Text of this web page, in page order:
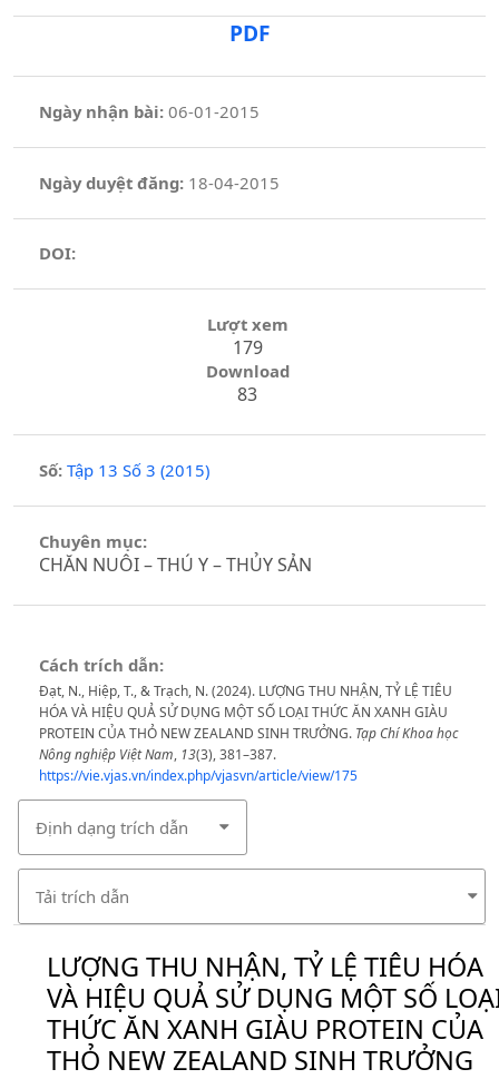
PDF
Ngày nhận bài: 06-01-2015
Ngày duyệt đăng:18-04-2015
DOI:
Lượt xem
179
Download
83
Số: Tập 13 Số 3 (2015)
Chuyên mục:
CHĂN NUÔI – THÚ Y – THỦY SẢN
Cách trích dẫn:
Đạt, N., Hiệp, T., & Trạch, N. (2024). LƯỢNG THU NHẬN, TỶ LỆ TIÊU
HÓA VÀ HIỆU QUẢ SỬ DỤNG MỘT SỐ LOẠI THỨC ĂN XANH GIÀU
PROTEIN CỦA THỎ NEW ZEALAND SINH TRƯỞNG. Tạp Chí Khoa học
Nông nghiệp Việt Nam, 13(3), 381–387.
https://vie.vjas.vn/index.php/vjasvn/article/view/175
Định dạng trích dẫn
Tải trích dẫn
LƯỢNG THU NHẬN, TỶ LỆ TIÊU HÓA
VÀ HIỆU QUẢ SỬ DỤNG MỘT SỐ
THỨC ĂN XANH GIÀU PROTEIN CỦA
THỎ NEW ZEALAND SINH TRƯỞNG